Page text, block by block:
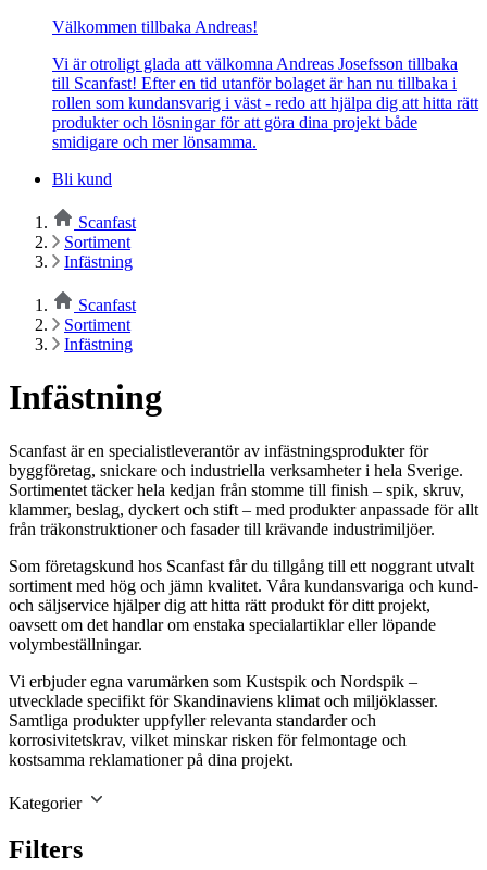
Välkommen tillbaka Andreas!
Vi är otroligt glada att välkomna Andreas Josefsson tillbaka
till Scanfast! Efter en tid utanför bolaget är han nu tillbaka i
rollen som kundansvarig i väst - redo att hjälpa dig att hitta rätt
produkter och lösningar för att göra dina projekt både
smidigare och mer lönsamma.
Bli kund
Scanfast
Sortiment
Infästning
Scanfast
Sortiment
Infästning
Infästning
Scanfast är en specialistleverantör av infästningsprodukter för
byggföretag, snickare och industriella verksamheter i hela Sverige.
Sortimentet täcker hela kedjan från stomme till finish – spik, skruv,
klammer, beslag, dyckert och stift – med produkter anpassade för allt
från träkonstruktioner och fasader till krävande industrimiljöer.
Som företagskund hos Scanfast får du tillgång till ett noggrant utvalt
sortiment med hög och jämn kvalitet. Våra kundansvariga och kund-
och säljservice hjälper dig att hitta rätt produkt för ditt projekt,
oavsett om det handlar om enstaka specialartiklar eller löpande
volymbeställningar.
Vi erbjuder egna varumärken som Kustspik och Nordspik –
utvecklade specifikt för Skandinaviens klimat och miljöklasser.
Samtliga produkter uppfyller relevanta standarder och
korrosivitetskrav, vilket minskar risken för felmontage och
kostsamma reklamationer på dina projekt.
Kategorier
Filters